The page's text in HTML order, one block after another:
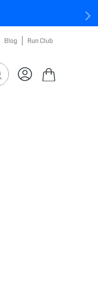
Blog Run Club